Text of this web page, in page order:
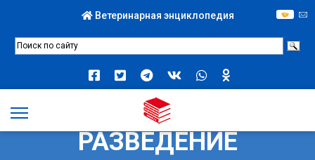
Ветеринарная энциклопедия
ПРИБЫЛЬНОЕ
РАЗВЕДЕНИЕ